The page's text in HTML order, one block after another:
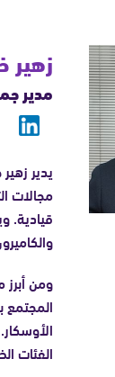
زهير
مدير
يدير
مجالات
قيادية.
ومن
المجتمع
الفئات